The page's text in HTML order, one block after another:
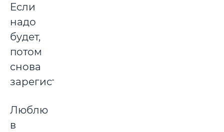
Если
надо
будет,
потом
снова
зарегистрируюсь.
Люблю
в